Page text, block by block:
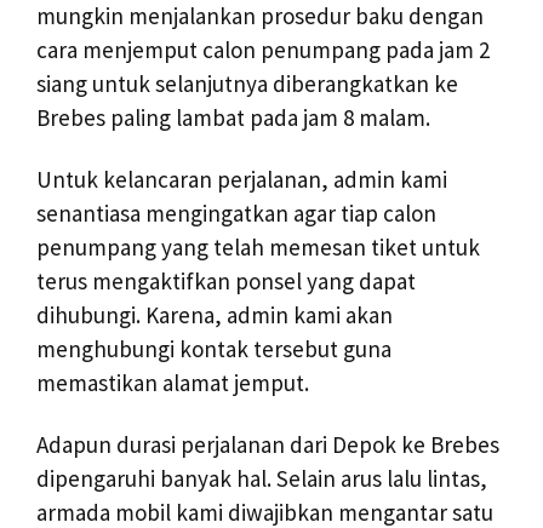
mungkin menjalankan prosedur baku dengan
cara menjemput calon penumpang pada jam 2
siang untuk selanjutnya diberangkatkan ke
Brebes paling lambat pada jam 8 malam.
Untuk kelancaran perjalanan, admin kami
senantiasa mengingatkan agar tiap calon
penumpang yang telah memesan tiket untuk
terus mengaktifkan ponsel yang dapat
dihubungi. Karena, admin kami akan
menghubungi kontak tersebut guna
memastikan alamat jemput.
Adapun durasi perjalanan dari Depok ke Brebes
dipengaruhi banyak hal. Selain arus lalu lintas,
armada mobil kami diwajibkan mengantar satu